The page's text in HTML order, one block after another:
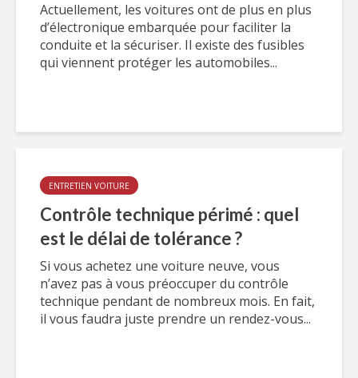
Actuellement, les voitures ont de plus en plus
d’électronique embarquée pour faciliter la
conduite et la sécuriser. Il existe des fusibles
qui viennent protéger les automobiles...
ENTRETIEN VOITURE
Contrôle technique périmé : quel
est le délai de tolérance ?
Si vous achetez une voiture neuve, vous
n’avez pas à vous préoccuper du contrôle
technique pendant de nombreux mois. En fait,
il vous faudra juste prendre un rendez-vous...